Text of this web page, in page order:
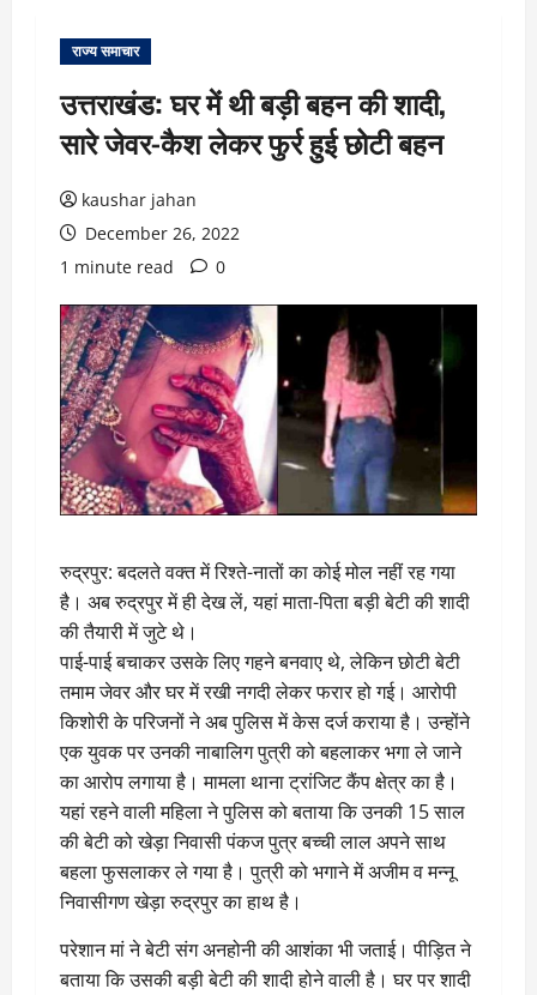
राज्य समाचार
उत्तराखंड: घर में थी बड़ी बहन की शादी,
सारे जेवर-कैश लेकर फुर्र हुई छोटी बहन
kaushar jahan
December 26, 2022
1 minute read
0
रुद्रपुर: बदलते वक्त में रिश्ते-नातों का कोई मोल नहीं रह गया
है। अब रुद्रपुर में ही देख लें, यहां माता-पिता बड़ी बेटी की शादी
की तैयारी में जुटे थे।
पाई-पाई बचाकर उसके लिए गहने बनवाए थे, लेकिन छोटी बेटी
तमाम जेवर और घर में रखी नगदी लेकर फरार हो गई। आरोपी
किशोरी के परिजनों ने अब पुलिस में केस दर्ज कराया है। उन्होंने
एक युवक पर उनकी नाबालिग पुत्री को बहलाकर भगा ले जाने
का आरोप लगाया है। मामला थाना ट्रांजिट कैंप क्षेत्र का है।
यहां रहने वाली महिला ने पुलिस को बताया कि उनकी 15 साल
की बेटी को खेड़ा निवासी पंकज पुत्र बच्ची लाल अपने साथ
बहला फुसलाकर ले गया है। पुत्री को भगाने में अजीम व मन्नू
निवासीगण खेड़ा रुद्रपुर का हाथ है।
परेशान मां ने बेटी संग अनहोनी की आशंका भी जताई। पीड़ित ने
बताया कि उसकी बड़ी बेटी की शादी होने वाली है। घर पर शादी